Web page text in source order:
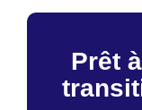
Prêt